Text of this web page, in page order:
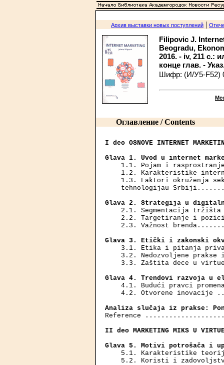
Архив выставки новых поступлений |
Filipovic J.
Beogradu,
2016. - iv, 211 с.:
конце глав. -
Шифр: (И/У5-F52)
Оглавление / Contents
I deo OSNOVE INTERNET
Glava 1. Uvod u internet
1.1. Pojam i
1.2. Karakteristike
1.3. Faktori okruženja
tehnologijau
Glava 2. Strategija u
2.1. Segmentacija
2.2. Targetiranje i
2.3. Važnost
Glava 3. Etički i zakonski
3.1. Etika i pitanja
3.2. Nedozvoljene prakse
3.3. Zaštita dece u
Glava 4. Trendovi razvoja u
4.1. Budući pravci
4.2. Otvorene inovacije
Analiza slučaja iz prakse:
Reference
II deo MARKETING MIKS U
Glava 5. Motivi potrošača i
5.1. Karakteristike
5.2. Koristi i